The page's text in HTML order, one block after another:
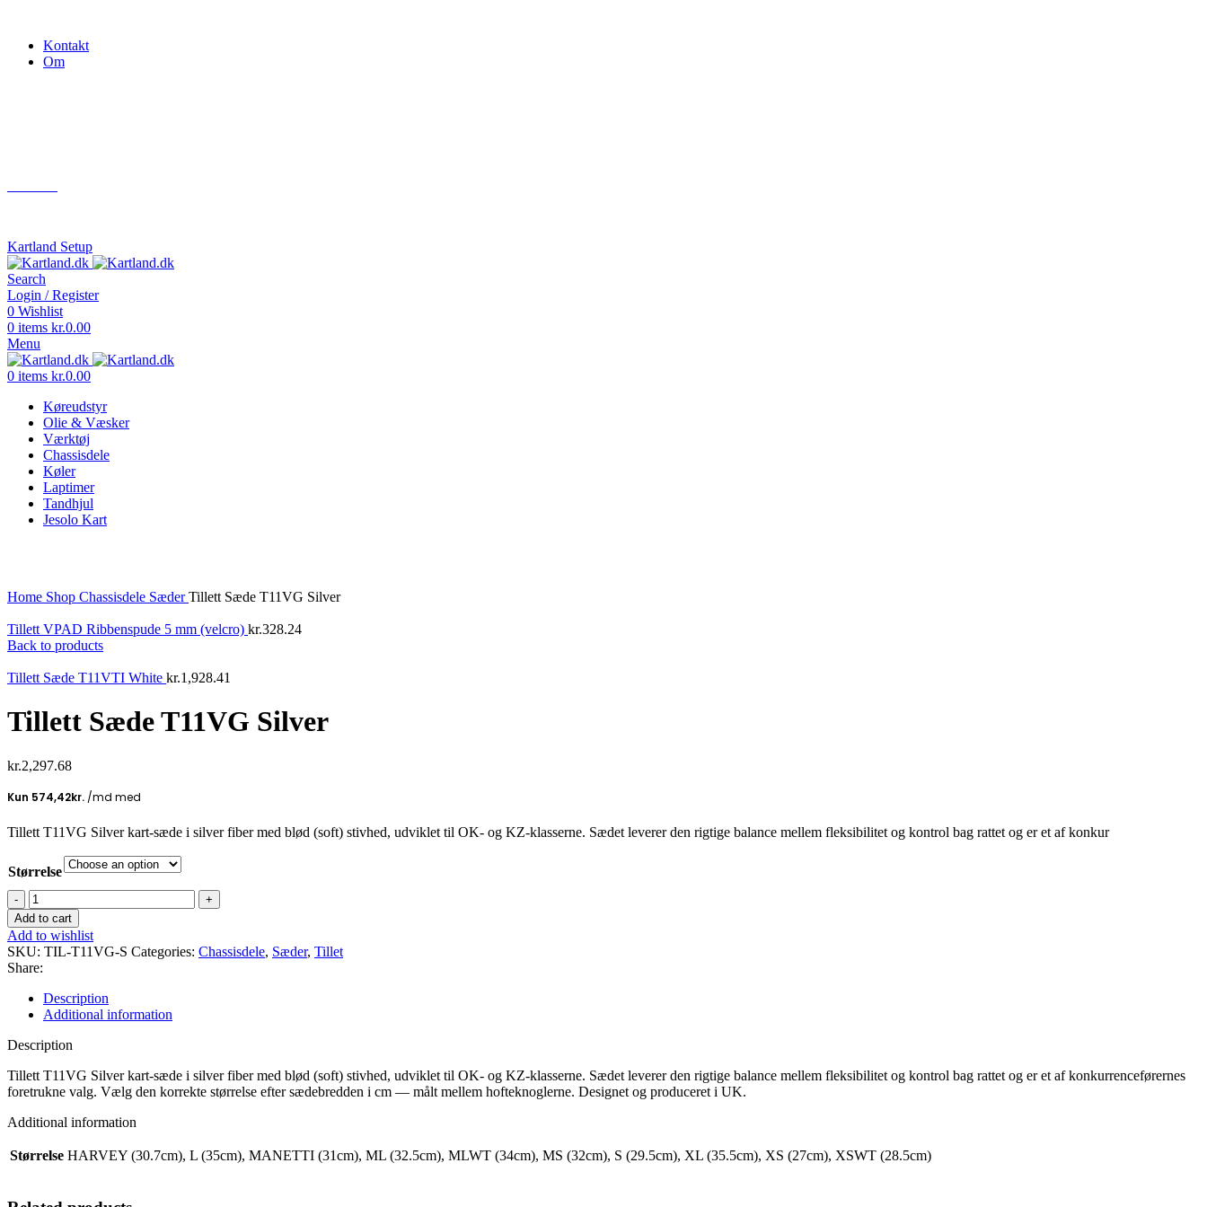
Kontakt
Om
Kartland Setup
Search
Login / Register
0 Wishlist
0 items kr.0.00
Menu
0 items kr.0.00
Køreudstyr
Olie & Væsker
Værktøj
Chassisdele
Køler
Laptimer
Tandhjul
Jesolo Kart
Home Shop Chassisdele SæderTillett Sæde T11VG Silver
Tillett VPAD Ribbenspude 5 mm (velcro) kr.328.24
Back to products
Tillett Sæde T11VTI White kr.1,928.41
Tillett Sæde T11VG Silver
kr.2,297.68
Tillett T11VG Silver kart-sæde i silver fiber med blød (soft) stivhed, udviklet til OK- og KZ-klasserne. Sædet leverer den rigtige balance mellem fleksibilitet og kontrol bag rattet og er et af konkur
Størrelse
Tillett
Sæde
T11VG
Silver
quantity
Add to cart
Add to wishlist
SKU: TIL-T11VG-S Categories: Chassisdele, Sæder, Tillet
Share:
Description
Additional information
Description
Tillett T11VG Silver kart-sæde i silver fiber med blød (soft) stivhed, udviklet til OK- og KZ-klasserne. Sædet leverer den rigtige balance mellem fleksibilitet og kontrol bag rattet og er et af konkurrenceførernes
foretrukne valg. Vælg den korrekte størrelse efter sædebredden i cm — målt mellem hofteknoglerne. Designet og produceret i UK.
Additional information
Størrelse HARVEY (30.7cm), L (35cm), MANETTI (31cm), ML (32.5cm), MLWT (34cm), MS (32cm), S (29.5cm), XL (35.5cm), XS (27cm), XSWT (28.5cm)